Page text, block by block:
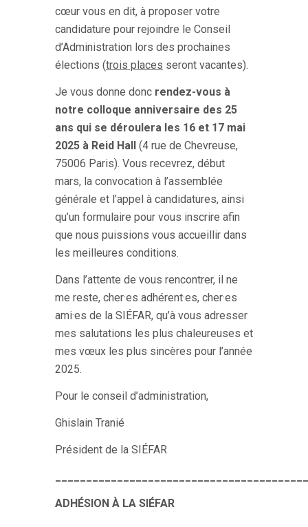
cœur vous en dit, à proposer votre
candidature pour rejoindre le Conseil
d’Administration lors des prochaines
élections (trois places seront vacantes).
Je vous donne donc rendez-vous à
notre colloque anniversaire des 25
ans qui se déroulera les 16 et 17 mai
2025 à Reid Hall (4 rue de Chevreuse,
75006 Paris). Vous recevrez, début
mars, la convocation à l’assemblée
générale et l’appel à candidatures, ainsi
qu’un formulaire pour vous inscrire afin
que nous puissions vous accueillir dans
les meilleures conditions.
Dans l’attente de vous rencontrer, il ne
me reste, cher·es adhérent·es, cher·es
ami·es de la SIÉFAR, qu’à vous adresser
mes salutations les plus chaleureuses et
mes vœux les plus sincères pour l’année
2025.
Pour le conseil d’administration,
Ghislain Tranié
Président de la SIÉFAR
ADHÉSION À LA SIÉFAR